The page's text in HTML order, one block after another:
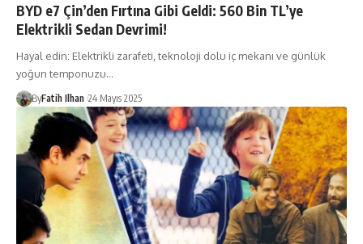
BYD e7 Çin’den Fırtına Gibi Geldi: 560 Bin TL’ye
Elektrikli Sedan Devrimi!
Hayal edin: Elektrikli zarafeti, teknoloji dolu iç mekanı ve günlük
yoğun temponuzu…
ByFatih Ilhan 24 Mayıs 2025